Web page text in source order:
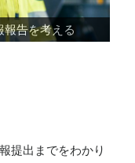
告を考える
提出までをわかり